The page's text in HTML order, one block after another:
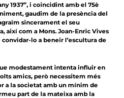
1937”, i coincidint amb el 75è
gaudim de la presència del
sincerament el seu
així com a Mons. Joan-Enric Vives
lo a beneir l’escultura de
modestament intenta influir en
amics, però necessitem més
a la societat amb un mínim de
part de la mateixa amb la